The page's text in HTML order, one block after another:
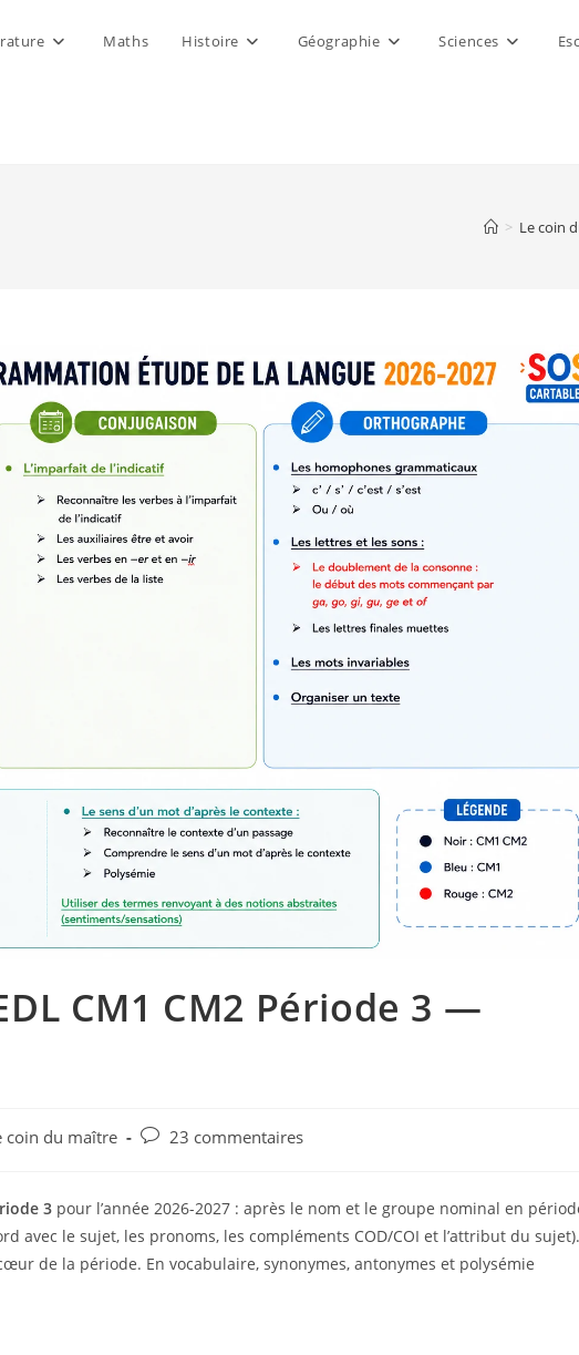
Maths Histoire Géographie Sciences
> Le coin
CM1 CM2 Période 3 —
coin du maître 23 commentaires
3 pour l’année 2026-2027 : après le nom et le groupe nominal en
avec le sujet, les pronoms, les compléments COD/COI et l’attribut du sujet).
de la période. En vocabulaire, synonymes, antonymes et polysémie